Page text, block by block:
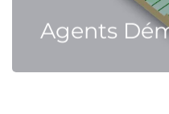
Agents